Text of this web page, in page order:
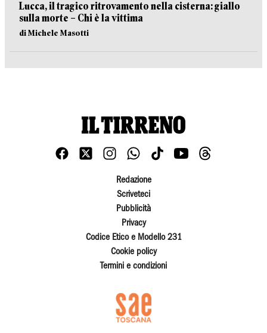
Lucca, il tragico ritrovamento nella cisterna: giallo
sulla morte – Chi è la vittima
di Michele Masotti
Redazione
Scriveteci
Pubblicità
Privacy
Codice Etico e Modello 231
Cookie policy
Termini e condizioni